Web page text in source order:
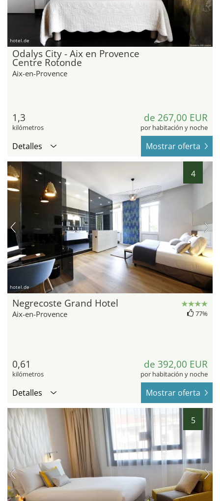
hotel.de
Odalys City - Aix en Provence
Centre Rotonde
Aix-en-Provence
1,3
kilómetros
de 267,00 EUR
por habitación y noche
Detalles Mostrar oferta
4
hotel.de
Negrecoste Grand Hotel
Aix-en-Provence 77%
0,61
kilómetros
de 392,00 EUR
por habitación y noche
Detalles Mostrar oferta
5